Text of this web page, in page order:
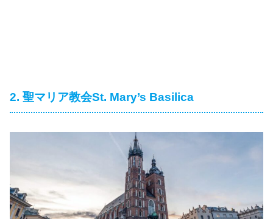
2. 聖マリア教会St. Mary’s Basilica